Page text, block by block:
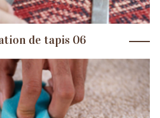
de tapis 06